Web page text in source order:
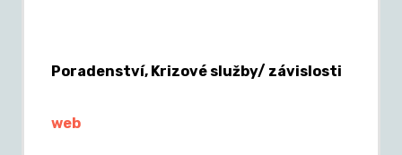
Poradenství, Krizové služby/ závislosti
web